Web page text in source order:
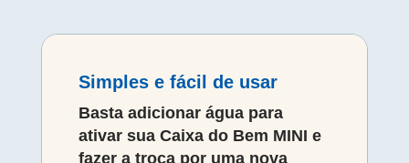
Simples e fácil de usar
Basta adicionar água para
ativar sua Caixa do Bem MINI e
fazer a troca por uma nova